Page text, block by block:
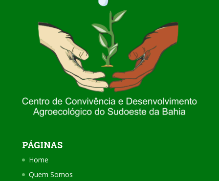
PÁGINAS
Home
Quem Somos